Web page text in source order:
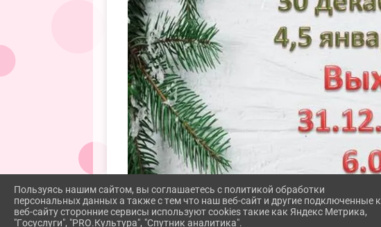
Пользуясь нашим сайтом, вы соглашаетесь с политикой обработки
персональных данных а также с тем что наш веб-сайт и другие подключенные к
веб-сайту сторонние сервисы используют cookies такие как Яндекс Метрика,
"Госуслуги", "PRO.Культура", "Спутник аналитика".